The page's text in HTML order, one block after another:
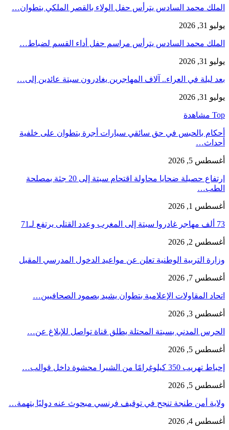
الملك محمد السادس يترأس حفل الولاء بالقصر الملكي بتطوان…
يوليو 31, 2026
الملك محمد السادس يترأس مراسم حفل أداء القسم لضباط…
يوليو 31, 2026
بعد ليلة في العراء.. آلاف المهاجرين يغادرون سبتة عائدين إلى…
يوليو 31, 2026
Top مشاهدة
أحكام بالحبس في حق سائقي سيارات أجرة بتطوان على خلفية
أحداث…
أغسطس 5, 2026
ارتفاع حصيلة ضحايا محاولة اقتحام سبتة إلى 20 جثة بمصلحة
الطب…
أغسطس 1, 2026
73 ألف مهاجر غادروا سبتة إلى المغرب وعدد القتلى يرتفع لـ71
أغسطس 2, 2026
وزارة التربية الوطنية تعلن عن مواعيد الدخول المدرسي المقبل
أغسطس 7, 2026
اتحاد المقاولات الإعلامية بتطوان يشيد بصمود الصحافيين…
أغسطس 3, 2026
الحرس المدني بسبتة المحتلة يطلق قناة تواصل للإبلاغ عن…
أغسطس 5, 2026
إحباط تهريب 350 كيلوغرامًا من الشيرا محشوة داخل قوالب…
أغسطس 5, 2026
ولاية أمن طنجة تنجح في توقيف فرنسي مبحوث عنه دوليًا بتهمة…
أغسطس 4, 2026